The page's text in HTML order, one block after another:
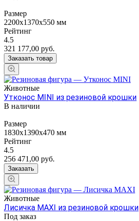
Размер
2200х1370х550 мм
Рейтинг
4.5
321 177,00 руб.
Заказать товар
Животные
Утконос MINI из резиновой крошки
В наличии
Размер
1830х1390х470 мм
Рейтинг
4.5
256 471,00 руб.
Заказать
Животные
Лисичка MAXI из резиновой крошки
Под заказ